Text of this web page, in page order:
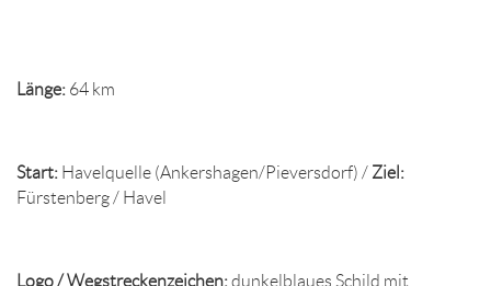
Länge: 64 km
Start: Havelquelle (Ankershagen/Pieversdorf) / Ziel:
Fürstenberg / Havel
Logo / Wegstreckenzeichen:dunkelblaues Schild mit